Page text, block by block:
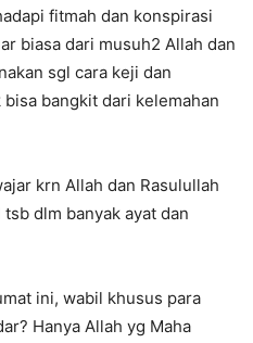
fitmah dan konspirasi
biasa dari musuh2 Allah dan
sgl cara keji dan
bangkit dari kelemahan
krn Allah dan Rasulullah
dlm banyak ayat dan
ini, wabil khusus para
Hanya Allah yg Maha